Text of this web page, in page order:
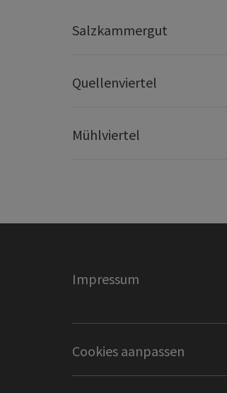
Salzkammergut
Quellenviertel
Mühlviertel
Impressum
Cookies aanpassen